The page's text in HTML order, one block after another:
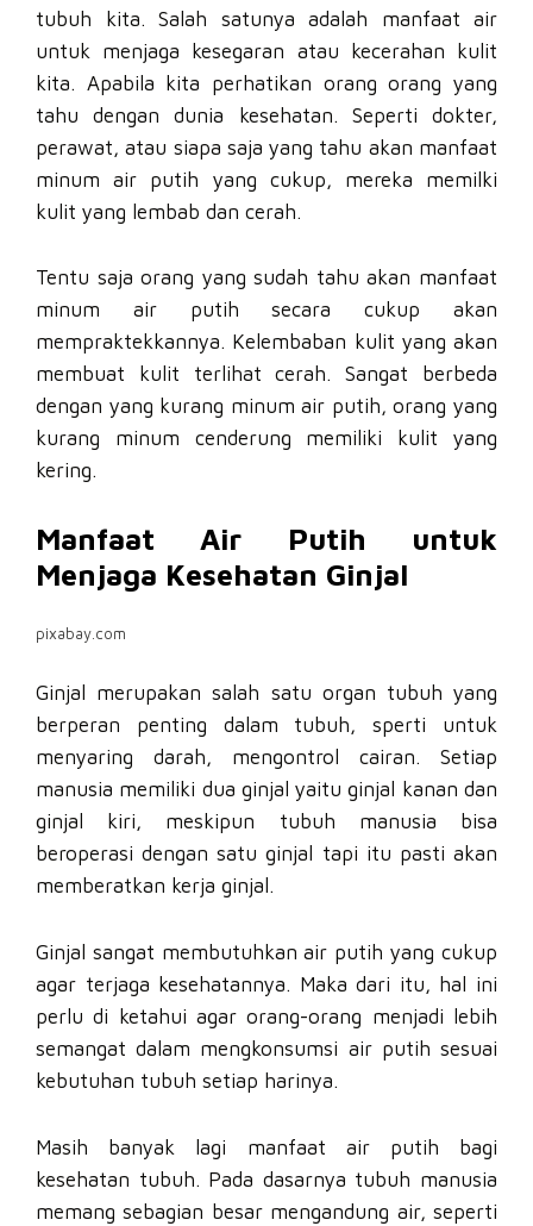
tubuh kita. Salah satunya adalah manfaat air
untuk menjaga kesegaran atau kecerahan kulit
kita. Apabila kita perhatikan orang orang yang
tahu dengan dunia kesehatan. Seperti dokter,
perawat, atau siapa saja yang tahu akan manfaat
minum air putih yang cukup, mereka memilki
kulit yang lembab dan cerah.
Tentu saja orang yang sudah tahu akan manfaat
minum air putih secara cukup akan
mempraktekkannya. Kelembaban kulit yang akan
membuat kulit terlihat cerah. Sangat berbeda
dengan yang kurang minum air putih, orang yang
kurang minum cenderung memiliki kulit yang
kering.
Manfaat Air Putih untuk
Menjaga Kesehatan Ginjal
pixabay.com
Ginjal merupakan salah satu organ tubuh yang
berperan penting dalam tubuh, sperti untuk
menyaring darah, mengontrol cairan. Setiap
manusia memiliki dua ginjal yaitu ginjal kanan dan
ginjal kiri, meskipun tubuh manusia bisa
beroperasi dengan satu ginjal tapi itu pasti akan
memberatkan kerja ginjal.
Ginjal sangat membutuhkan air putih yang cukup
agar terjaga kesehatannya. Maka dari itu, hal ini
perlu di ketahui agar orang-orang menjadi lebih
semangat dalam mengkonsumsi air putih sesuai
kebutuhan tubuh setiap harinya.
Masih banyak lagi manfaat air putih bagi
kesehatan tubuh. Pada dasarnya tubuh manusia
memang sebagian besar mengandung air, seperti